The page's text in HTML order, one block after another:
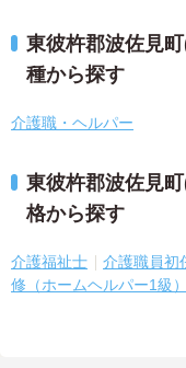
東彼杵郡波佐見
種から探す
介護職・ヘルパー
東彼杵郡波佐見
格から探す
介護福祉士 介護職員初
修（ホームヘルパー1級）